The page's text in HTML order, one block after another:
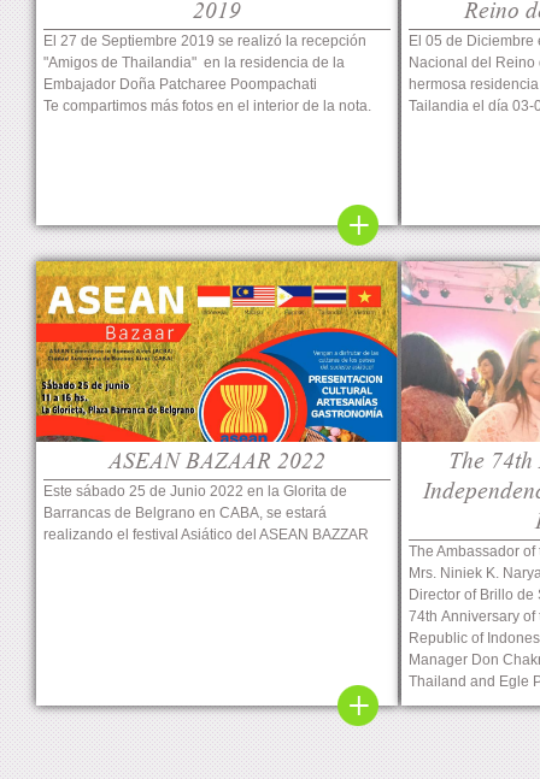
2019
El 27 de Septiembre 2019 se realizó la recepción
"Amigos de Thailandia" en la residencia de la
Embajador Doña Patcharee Poompachati
Te compartimos más fotos en el interior de la nota.
Reino
El 05 de
Nacional del Reino
hermosa
Tailandia el día
ASEAN BAZAAR 2022
Este sábado 25 de Junio 2022 en la Glorita de
Barrancas de Belgrano en CABA, se estará
realizando el festival Asiático del ASEAN BAZZAR
The
The Ambassador
Mrs. Niniek K.
Director of Brillo
74th Anniversary
Republic of
Manager Don
Thailand and Egle